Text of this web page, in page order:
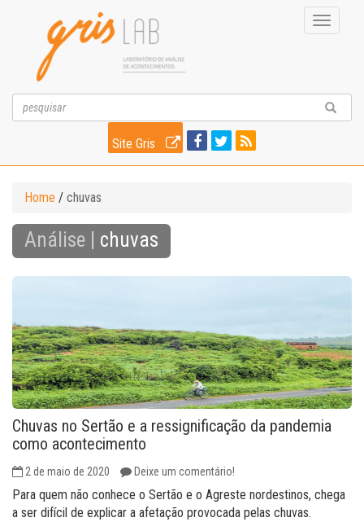
Toggle
Site Gris
Home / chuvas
Análise | chuvas
Chuvas no Sertão e a ressignificação da pandemia
como acontecimento
2 de maio de 2020 Deixe um comentário!
Para quem não conhece o Sertão e o Agreste nordestinos, chega
a ser difícil de explicar a afetação provocada pelas chuvas.